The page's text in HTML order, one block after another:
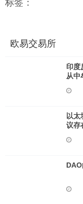
标签：
欧易交易所
印度
从中
以
议存